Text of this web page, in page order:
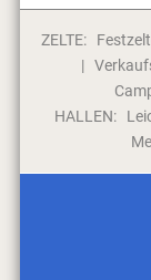
ZELTE:
|
HALLEN: